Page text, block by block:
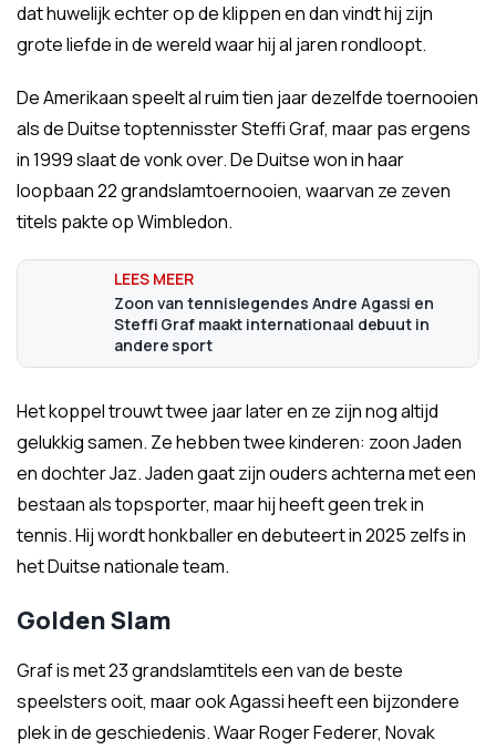
dat huwelijk echter op de klippen en dan vindt hij zijn
grote liefde in de wereld waar hij al jaren rondloopt.
De Amerikaan speelt al ruim tien jaar dezelfde toernooien
als de Duitse toptennisster Steffi Graf, maar pas ergens
in 1999 slaat de vonk over. De Duitse won in haar
loopbaan 22 grandslamtoernooien, waarvan ze zeven
titels pakte op Wimbledon.
Zoon van tennislegendes Andre Agassi en
Steffi Graf maakt internationaal debuut in
andere sport
Het koppel trouwt twee jaar later en ze zijn nog altijd
gelukkig samen. Ze hebben twee kinderen: zoon Jaden
en dochter Jaz. Jaden gaat zijn ouders achterna met een
bestaan als topsporter, maar hij heeft geen trek in
tennis. Hij wordt honkballer en debuteert in 2025 zelfs in
het Duitse nationale team.
Golden Slam
Graf is met 23 grandslamtitels een van de beste
speelsters ooit, maar ook Agassi heeft een bijzondere
plek in de geschiedenis. Waar Roger Federer, Novak